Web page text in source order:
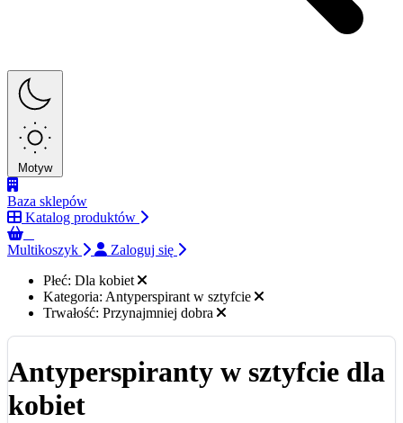
Motyw
Baza sklepów
Katalog produktów
Multikoszyk
Zaloguj się
Płeć: Dla kobiet
Kategoria: Antyperspirant w sztyfcie
Trwałość: Przynajmniej dobra
Antyperspiranty w sztyfcie dla
kobiet